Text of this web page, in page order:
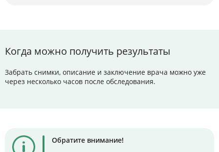
Когда можно получить результаты
Забрать снимки, описание и заключение врача можно уже
через несколько часов после обследования.
Обратите внимание!